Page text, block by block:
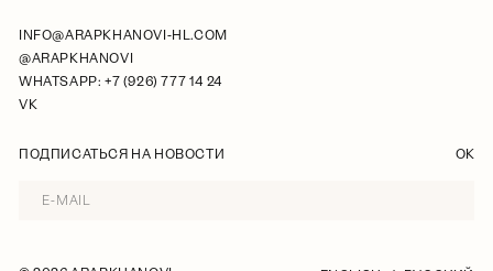
INFO@ARAPKHANOVI-HL.COM
@ARAPKHANOVI
WHATSAPP: +7 (926) 777 14 24
VK
ПОДПИСАТЬСЯ НА НОВОСТИ OK